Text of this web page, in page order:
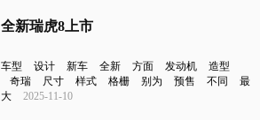
全新瑞虎8上市
车型 设计 新车 全新 方面 发动机
造型
奇瑞
尺寸 样式 格栅 别为 预售 不同
最
大
2025-11-10